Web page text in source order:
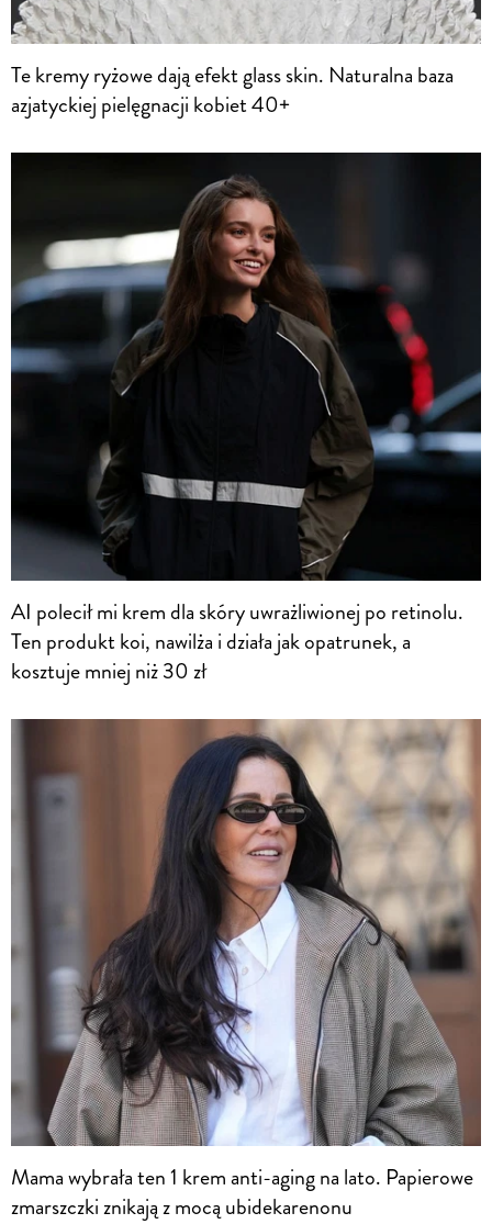
Te kremy ryżowe dają efekt glass skin. Naturalna baza
azjatyckiej pielęgnacji kobiet 40+
AI polecił mi krem dla skóry uwrażliwionej po retinolu.
Ten produkt koi, nawilża i działa jak opatrunek, a
kosztuje mniej niż 30 zł
Mama wybrała ten 1 krem anti-aging na lato. Papierowe
zmarszczki znikają z mocą ubidekarenonu